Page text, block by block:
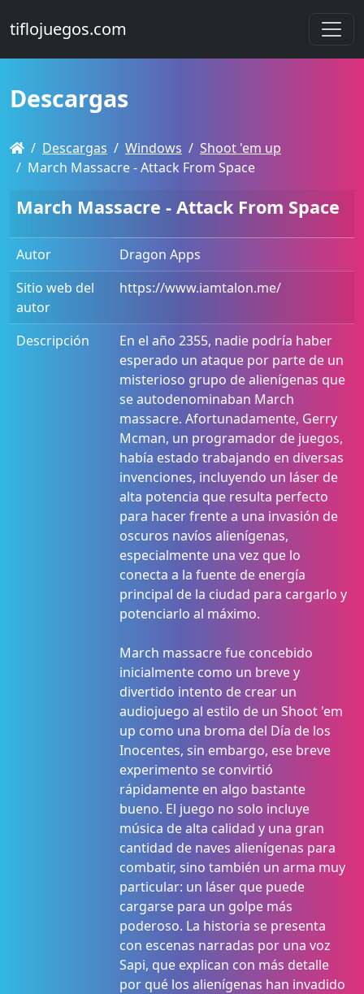
tiflojuegos.com
Descargas
Descargas Windows
Shoot 'em up
March Massacre - Attack From Space
March Massacre - Attack From Space
Autor
Dragon Apps
Sitio web del
autor
https://www.iamtalon.me/
Descripción
En el año 2355, nadie podría haber
esperado un ataque por parte de un
misterioso grupo de alienígenas que
se autodenominaban March
massacre. Afortunadamente, Gerry
Mcman, un programador de juegos,
había estado trabajando en diversas
invenciones, incluyendo un láser de
alta potencia que resulta perfecto
para hacer frente a una invasión de
oscuros navíos alienígenas,
especialmente una vez que lo
conecta a la fuente de energía
principal de la ciudad para cargarlo y
potenciarlo al máximo.
March massacre fue concebido
inicialmente como un breve y
divertido intento de crear un
audiojuego al estilo de un Shoot 'em
up como una broma del Día de los
Inocentes, sin embargo, ese breve
experimento se convirtió
rápidamente en algo bastante
bueno. El juego no solo incluye
música de alta calidad y una gran
cantidad de naves alienígenas para
combatir, sino también un arma muy
particular: un láser que puede
cargarse para un golpe más
poderoso. La historia se presenta
con escenas narradas por una voz
Sapi, que explican con más detalle
por qué los alienígenas han invadido